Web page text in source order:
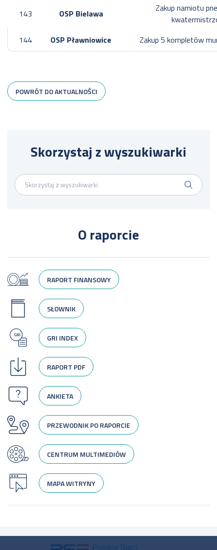
143 OSP Bielawa
Zakup namiotu
144
OSP Pławniowice Zakup 5 kompletów
POWRÓT DO AKTUALNOŚCI
Skorzystaj z wyszukiwarki
O raporcie
RAPORT FINANSOWY
SŁOWNIK
GRI INDEX
RAPORT PDF
ANKIETA
PRZEWODNIK PO RAPORCIE
CENTRUM MULTIMEDIÓW
MAPA WITRYNY